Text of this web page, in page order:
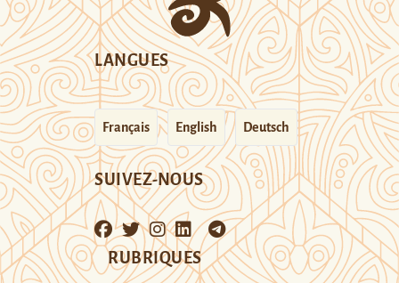
LANGUES
Français English Deutsch
SUIVEZ-NOUS
RUBRIQUES